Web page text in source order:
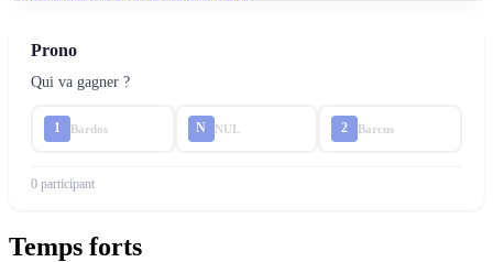
Prono
Qui va gagner ?
1 Bardos N NUL 2 Barcus
0 participant
Temps forts